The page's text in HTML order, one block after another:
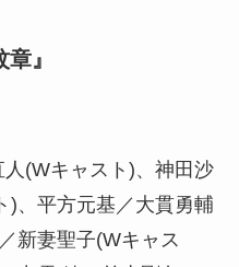
』
人(Wキャスト)、神田沙
)、平方元基／大貫勇輔
新妻聖子(Wキャス